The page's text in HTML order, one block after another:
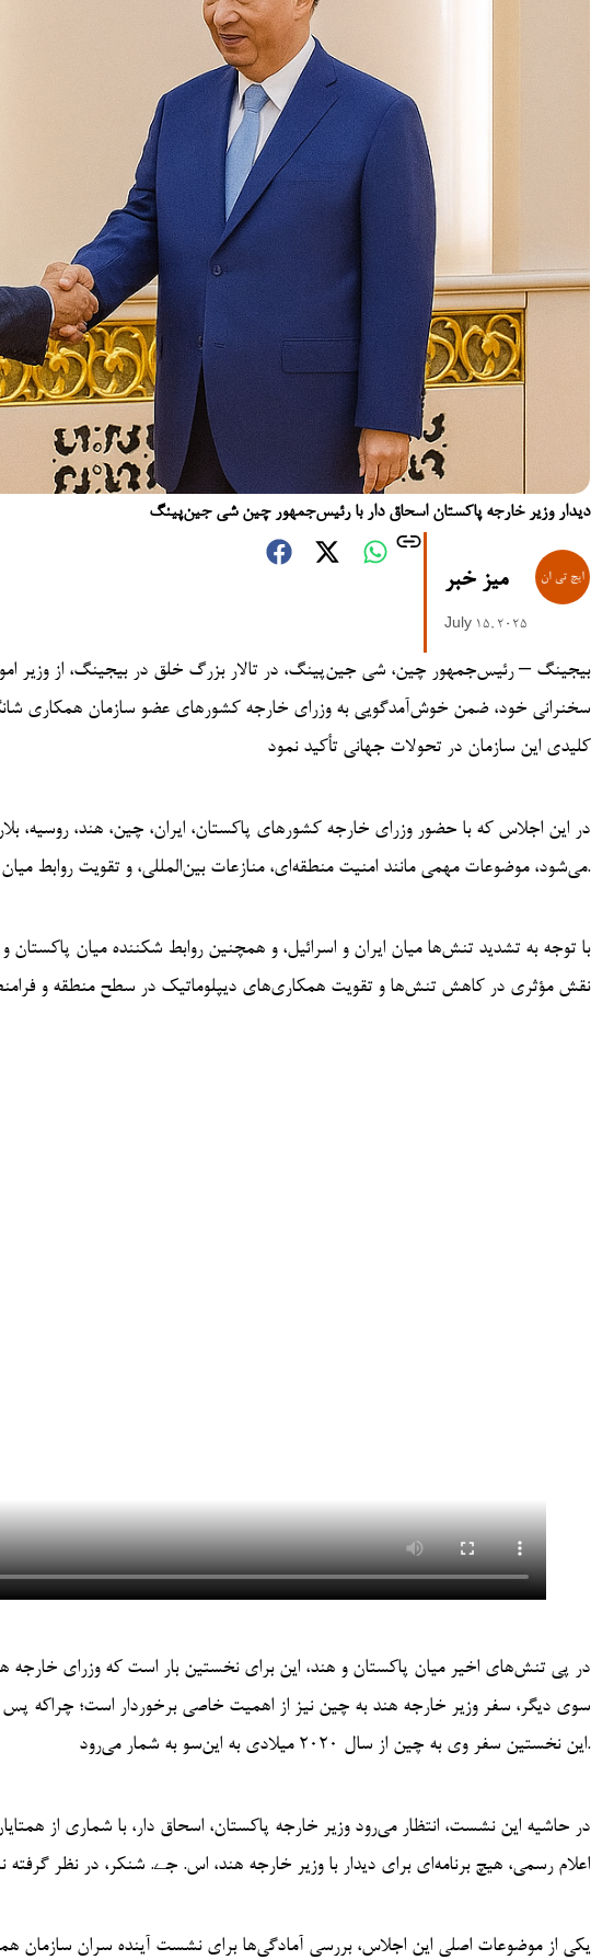
دیدار وزیر خارجه پاکستان اسحاق دار با رئیس‌جمهور چین شی جین‌پینگ
میز خبر
July 15, 2025
بیجینگ – رئیس‌جمهور چین، شی جین‌پینگ، در تالار بزرگ خلق در بیجینگ، از وزیر
سخنرانی خود، ضمن خوش‌آمدگویی به وزرای خارجه کشورهای عضو سازمان همکاری
کلیدی این سازمان در تحولات جهانی تأکید نمود
در این اجلاس که با حضور وزرای خارجه کشورهای پاکستان، ایران، چین، هند، روسیه،
می‌شود، موضوعات مهمی مانند امنیت منطقه‌ای، منازعات بین‌المللی، و تقویت روابط میان اعضای سازمان مورد بحث و بررسی قرار می‌گیرد.
با توجه به تشدید تنش‌ها میان ایران و اسرائیل، و همچنین روابط شکننده میان
نقش مؤثری در کاهش تنش‌ها و تقویت همکاری‌های دیپلوماتیک در سطح منطقه و
در پی تنش‌های اخیر میان پاکستان و هند، این برای نخستین بار است که وزرای
سوی دیگر، سفر وزیر خارجه هند به چین نیز از اهمیت خاصی برخوردار است؛ چراکه پس
این نخستین سفر وی به چین از سال ۲۰۲۰ میلادی به این‌سو به شمار می‌رود.
در حاشیه این نشست، انتظار می‌رود وزیر خارجه پاکستان، اسحاق دار، با شماری از
اعلام رسمی، هیچ برنامه‌ای برای دیدار با وزیر خارجه هند، اس. جے. شنکر، در نظر